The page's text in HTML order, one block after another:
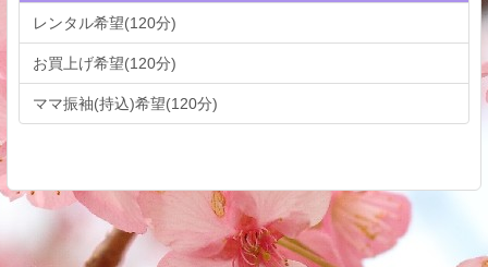
レンタル希望(120分)
お買上げ希望(120分)
ママ振袖(持込)希望(120分)